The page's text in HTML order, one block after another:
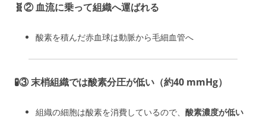
🧬②血流に乗って組織へ運ばれる
酸素を積んだ赤血球は動脈から毛細血管へ
🧪③末梢組織では酸素分圧が低い（約40 mmHg）
組織の細胞は酸素を消費しているので、 酸素濃度が低い